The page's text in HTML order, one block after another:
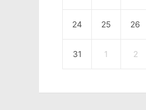
24 25 26
31 1 2